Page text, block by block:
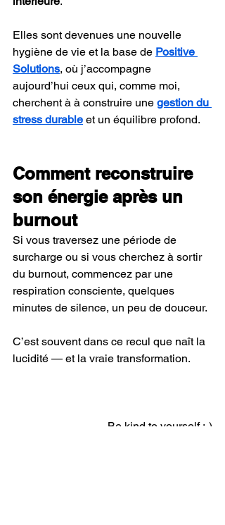
Elles sont devenues une nouvelle
hygiène de vie et la base de Positive
Solutions, où j’accompagne
aujourd’hui ceux qui, comme moi,
cherchent à à construire une gestion du
stress durable et un équilibre profond.
Comment reconstruire
son énergie après un
burnout
Si vous traversez une période de
surcharge ou si vous cherchez à sortir
du burnout, commencez par une
respiration consciente, quelques
minutes de silence, un peu de douceur.
C’est souvent dans ce recul que naît la
lucidité — et la vraie transformation.
Be kind to yourself ;-)